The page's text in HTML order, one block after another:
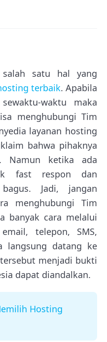
satu hal yang
terbaik. Apabila
waktu maka
menghubungi Tim
layanan hosting
bahwa pihaknya
Namun ketika ada
fast respon dan
Jadi, jangan
menghubungi Tim
banyak cara melalui
telepon, SMS,
langsung datang ke
menjadi bukti
dapat diandalkan.
Hosting